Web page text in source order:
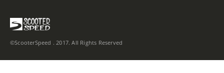
©ScooterSpeed . 2017. All Rights Reserved